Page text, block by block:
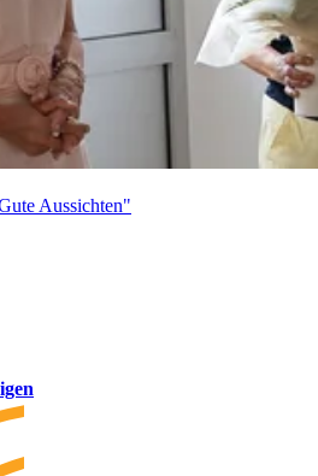
Aussichten"